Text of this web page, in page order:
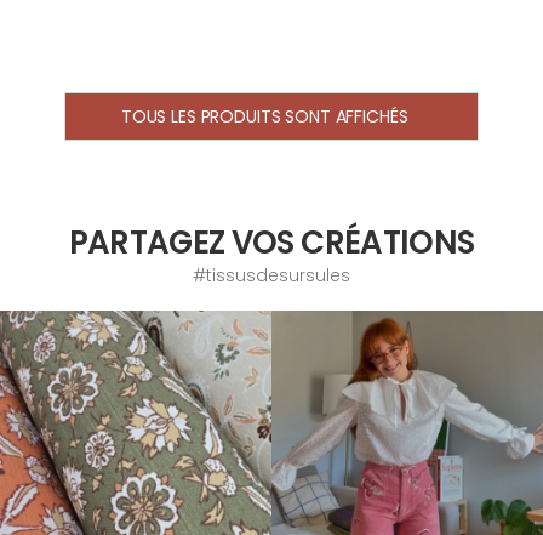
TOUS LES PRODUITS SONT AFFICHÉS
PARTAGEZ VOS CRÉATIONS
#tissusdesursules